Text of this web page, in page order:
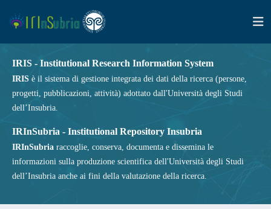
IRIS - Institutional Research Information System
IRIS è il sistema di gestione integrata dei dati della ricerca (persone,
progetti, pubblicazioni, attività) adottato dall'Università degli Studi
dell’Insubria.
IRInSubria - Institutional Repository Insubria
IRInSubria raccoglie, conserva, documenta e dissemina le
informazioni sulla produzione scientifica dell'Università degli Studi
dell’Insubria anche ai fini della valutazione della ricerca.